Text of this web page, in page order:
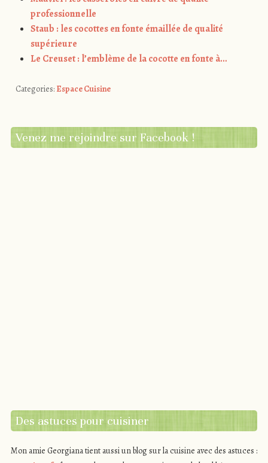
professionnelle
Staub : les cocottes en fonte émaillée de qualité
supérieure
Le Creuset : l’emblème de la cocotte en fonte à…
Categories: Espace Cuisine
Venez me rejoindre sur Facebook !
Des astuces pour cuisiner
Mon amie Georgiana tient aussi un blog sur la cuisine avec des astuces :